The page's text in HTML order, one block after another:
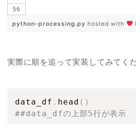
python-processing.py hosted with
実際に順を追って実装してみてく
data_df . head ( )
##data_dfの上部5行が表示